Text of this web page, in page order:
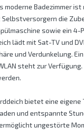
Badezimmer ist
die
sowie ein
lädt mit Sat-TV und
und Verdunkelung.
steht zur
bietet eine
und entspannte
ungestörte